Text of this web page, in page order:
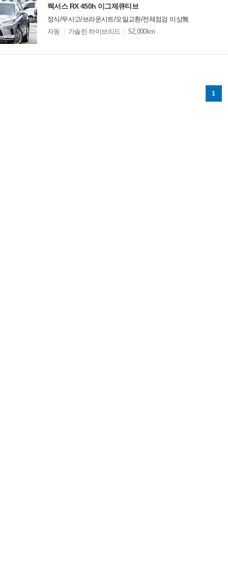
렉서스 RX 450h 이그제큐티브
정식/무사고/브라운시트/오일교환/전체점검 이상無
모
션
자동 가솔린 하이브리드 52,000km
1